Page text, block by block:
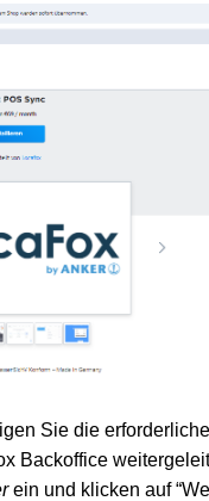
Sie die
Backoffice
ein und klicken auf